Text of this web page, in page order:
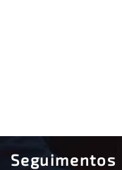
Seguimentos